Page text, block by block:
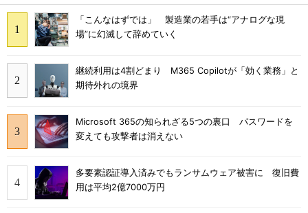
「こんなはずでは」 製造業の若手は“アナログな現
場”に幻滅して辞めていく
継続利用は4割どまり M365 Copilotが「効く業務」と
期待外れの境界
Microsoft 365の知られざる5つの裏口 パスワードを
変えても攻撃者は消えない
多要素認証導入済みでもランサムウェア被害に 復旧費
用は平均2億7000万円